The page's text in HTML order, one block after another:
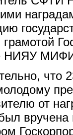
грамотой
НИЯУ
от